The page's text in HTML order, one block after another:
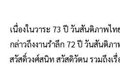
เนื่องในวาระ 73 ปี วันสันติภาพไ
กล่าวถึงงานรำลึก 72 ปี วันสันติภ
สวัสดิ์วงศ์สนิท สวัสดิวัตน รวมถึงเ